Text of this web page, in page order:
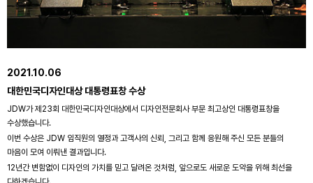
2021.10.06
대한민국디자인대상 대통령표창 수상
JDW가 제23회 대한민국디자인대상에서 디자인전문회사 부문 최고상인 대통령표창을
수상했습니다.
이번 수상은 JDW 임직원의 열정과 고객사의 신뢰, 그리고 함께 응원해 주신 모든 분들의
마음이 모여 이뤄낸 결과입니다.
12년간 변함없이 디자인의 가치를 믿고 달려온 것처럼, 앞으로도 새로운 도약을 위해 최선을